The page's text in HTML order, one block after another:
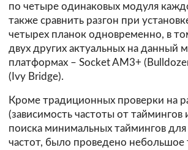
по четыре одинаковых модуля
также сравнить разгон при
четырех планок одновременно, в
двух других актуальных на данный
платформах – Socket AM3+
(Ivy Bridge).
Кроме традиционных проверки на
(зависимость частоты от таймингов
поиска минимальных таймингов
частот, было проведено небольшое